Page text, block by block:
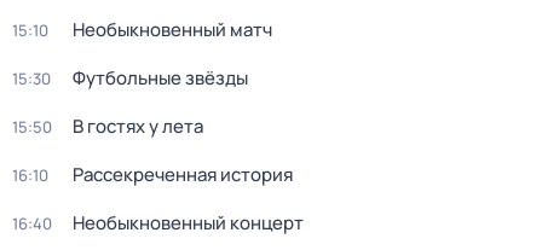
15:10 Необыкновенный матч
15:30 Футбольные звёзды
15:50 В гостях у лета
16:10 Рассекреченная история
16:40 Необыкновенный концерт